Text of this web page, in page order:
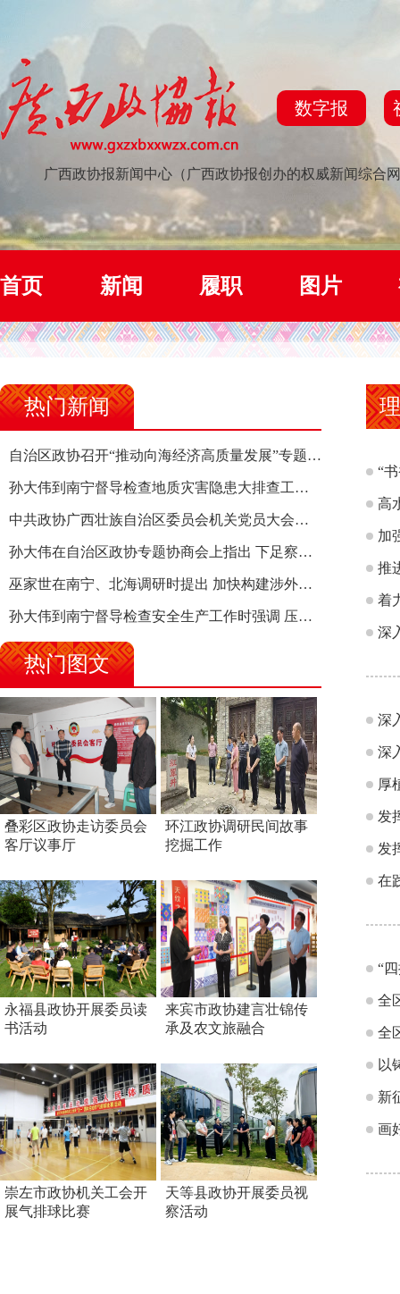
数字报
广西政协报新闻中心（广西政协报创办的权威新闻综合
首页 新闻 履职 图片
热门新闻
自治区政协召开“推动向海经济高质量发展”专题调研座谈会 钱学明出席并讲话
孙大伟到南宁督导检查地质灾害隐患大排查工作时强调 筑牢地质灾害安全防线 全力保障人民群众生命财产安全
中共政协广西壮族自治区委员会机关党员大会召开 选举产生新一届机关党委、机关纪委
孙大伟在自治区政协专题协商会上指出 下足察识谋督之功 恪尽服务大局之责 助推有色金属、关键金属产业高质量发展
巫家世在南宁、北海调研时提出 加快构建涉外法律供给集群 护航向海经济高质量发展
孙大伟到南宁督导检查安全生产工作时强调 压紧压实责任 狠抓隐患整治 坚决筑牢安全生产防线
热门图文
叠彩区政协走访委员会
客厅议事厅
环江政协调研民间故事
挖掘工作
永福县政协开展委员读
书活动
来宾市政协建言壮锦传
承及农文旅融合
崇左市政协机关工会开
展气排球比赛
天等县政协开展委员视
察活动
“
高
加
推
着
深
深
深
厚
发
发
在
“
全
全
以
新
画